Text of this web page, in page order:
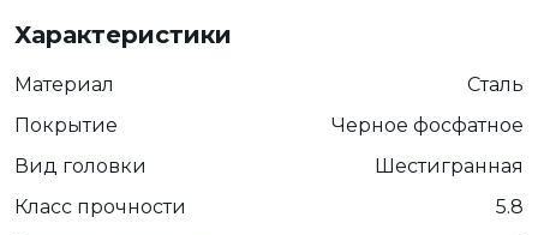
Характеристики
Материал
Сталь
Покрытие
Черное фосфатное
Вид головки
Шестигранная
Класс прочности
5.8